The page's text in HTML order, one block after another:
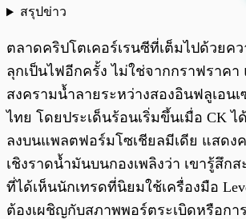
สรุปข่าว
ตลาดคริปโตเคอร์เรนซีที่เต็มไปด้วยค
ลุกเป็นไฟอีกครั้ง ไม่ใช่จากกราฟราคา
สงครามน้ำลายระหว่างสองอินฟลูเอน
ไทย โดยประเด็นร้อนเริ่มขึ้นเมื่อ CK
ลงบนแพลตฟอร์มโซเชียลมีเดีย แสดง
เชิงราดน้ำมันบนกองเพลิงว่า เขารู้สึกส
ที่ได้เห็นนักเทรดที่นิยมใช้เครื่องมือ
ต้องเผชิญกับสภาพพอร์ตระเบิดหรือก